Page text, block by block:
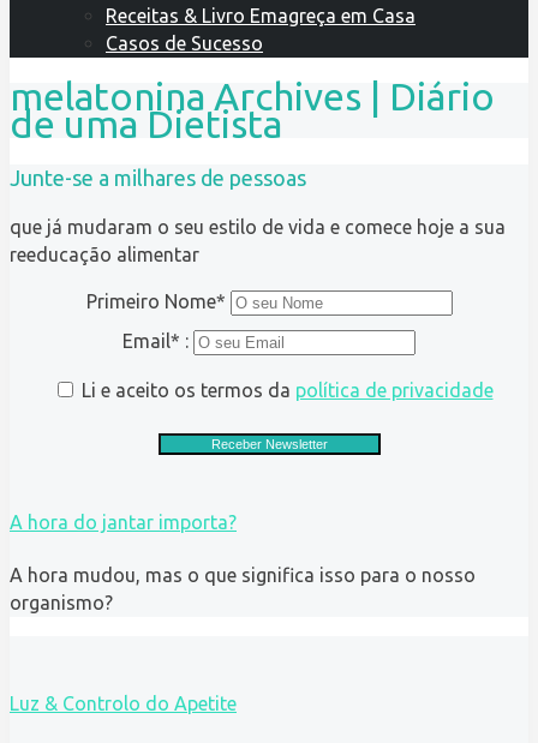
Receitas & Livro Emagreça em Casa
Casos de Sucesso
melatonina Archives | Diário
de uma Dietista
Junte-se a milhares de pessoas
que já mudaram o seu estilo de vida e comece hoje a sua
reeducação alimentar
Primeiro Nome*
Email* :
Li e aceito os termos da política de privacidade
A hora do jantar importa?
A hora mudou, mas o que significa isso para o nosso
organismo?
Luz & Controlo do Apetite